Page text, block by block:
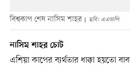
বিশ্বকাপ শেষ নাসিম শাহর ছবি: এএফপি
নাসিম শাহর চোট
এশিয়া কাপের ব্যর্থতার ধাক্কা হয়তো